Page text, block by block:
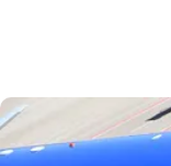
Contatti
La